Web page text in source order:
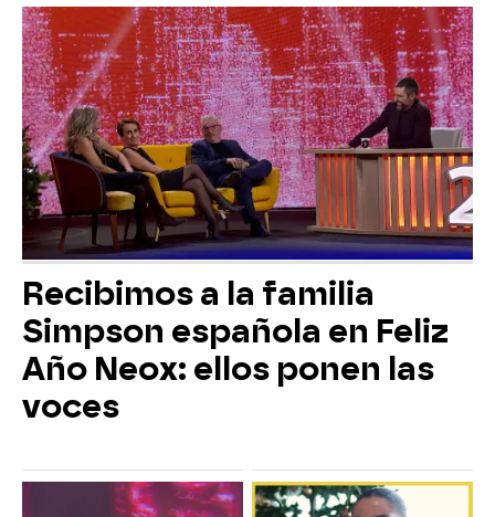
Recibimos a la familia
Simpson española en Feliz
Año Neox: ellos ponen las
voces